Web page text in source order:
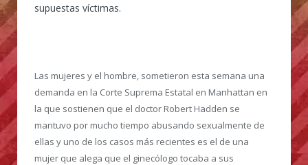
supuestas víctimas.
Las mujeres y el hombre, sometieron esta semana una
demanda en la Corte Suprema Estatal en Manhattan en
la que sostienen que el doctor Robert Hadden se
mantuvo por mucho tiempo abusando sexualmente de
ellas y uno de los casos más recientes es el de una
mujer que alega que el ginecólogo tocaba a sus